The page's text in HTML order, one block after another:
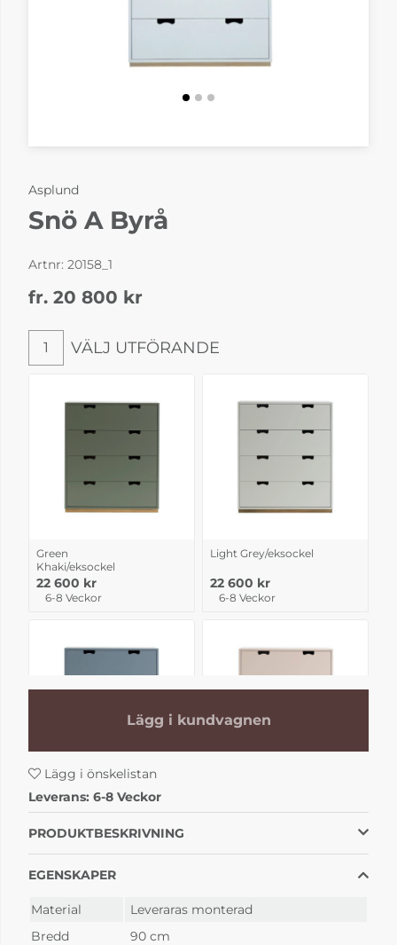
Asplund
Snö A Byrå
Artnr: 20158_1
fr. 20 800 kr
Välj utförande
1 VÄLJ UTFÖRANDE
Green
Khaki/eksockel
22 600 kr
6-8 Veckor
Light Grey/eksockel
22 600 kr
6-8 Veckor
Nordic
Blue/eksockel
22 600 kr
Lägg i kundvagnen
Lägg i önskelistan
Leverans: 6-8 Veckor
PRODUKTBESKRIVNING
EGENSKAPER
Material
Leveraras monterad
Bredd
90 cm